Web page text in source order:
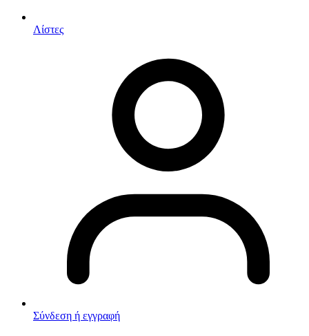
Λίστες
Σύνδεση ή εγγραφή